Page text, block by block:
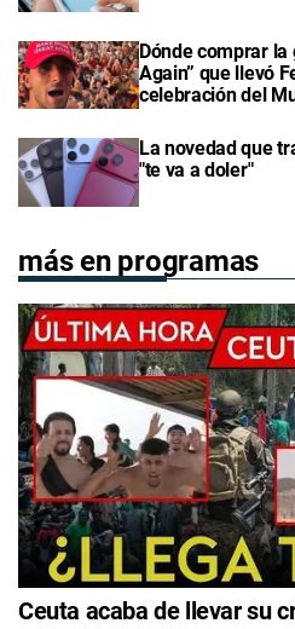
Dónde comprar la
Again” que llevó
celebración del
La novedad que
"te va a doler"
más en programas
Ceuta acaba de llevar su